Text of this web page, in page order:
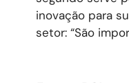
inovação para
setor: “São